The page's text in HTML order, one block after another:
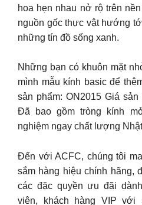
hoa hẹn nhau nở rộ trên
nguồn gốc thực vật hướng
những tín đồ sống xanh.
Những bạn có khuôn mặt
mình mẫu kính basic để
sản phẩm: ON2015 Giá
Đã bao gồm tròng kính
nghiệm ngay chất lượng
Đến với ACFC, chúng tôi
sắm hàng hiệu chính hãng,
các đặc quyền ưu đãi
viên, khách hàng VIP